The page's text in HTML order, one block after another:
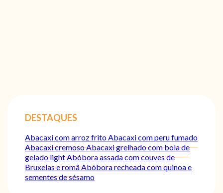
DESTAQUES
Abacaxi com arroz fritoAbacaxi com peru fumado
Abacaxi cremosoAbacaxi grelhado com bola de
gelado lightAbóbora assada com couves de
Bruxelas e romãAbóbora recheada com quinoa e
sementes de sésamo